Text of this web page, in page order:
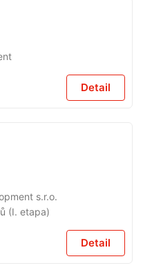
Detail
s.r.o.
(I. etapa)
Detail